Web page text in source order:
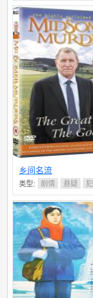
乡间名流
类型: 剧情 悬疑